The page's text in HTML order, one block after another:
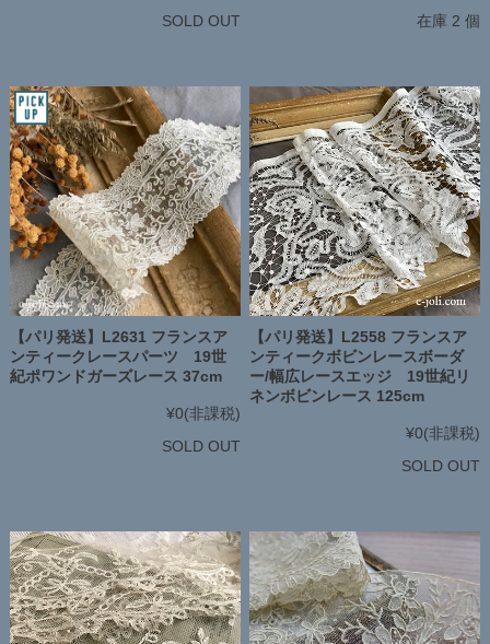
SOLD OUT
在庫 2 個
【パリ発送】L2631 フランスア
ンティークレースパーツ 19世
紀ポワンドガーズレース 37cm
¥0(非課税)
SOLD OUT
【パリ発送】L2558 フランスア
ンティークボビンレースボーダ
ー/幅広レースエッジ 19世紀リ
ネンボビンレース 125cm
¥0(非課税)
SOLD OUT